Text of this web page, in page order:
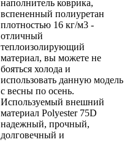
наполнитель коврика,
вспененный полиуретан
плотностью 16 кг/м3 -
отличный
теплоизолирующий
материал, вы можете не
бояться холода и
использовать данную модель
с весны по осень.
Используемый внешний
материал Polyester 75D
надежный, прочный,
долговечный и